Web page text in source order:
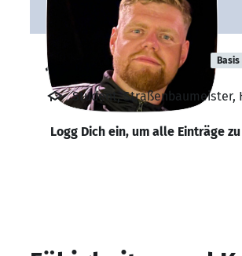
Jan-Ove Siebert Basis
Student, Straßenbaumeister,
Logg Dich ein, um alle Einträge